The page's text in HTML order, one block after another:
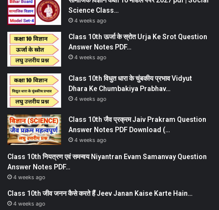
Science Class…
4 weeks ago
Class 10th ऊर्जा के स्रोत Urja Ke Srot Question
Answer Notes PDF…
4 weeks ago
Class 10th विधुत धारा के चुंबकीय प्रभाव Vidyut
Dhara Ke Chumbakiya Prabhav…
4 weeks ago
Class 10th जैव प्रक्रम Jaiv Prakram Question
Answer Notes PDF Download (…
4 weeks ago
Class 10th नियत्रण एवं समन्वय Niyantran Evam Samanvay Question
Answer Notes PDF…
4 weeks ago
Class 10th जीव जनन कैसे करते हैं Jeev Janan Kaise Karte Hain…
4 weeks ago